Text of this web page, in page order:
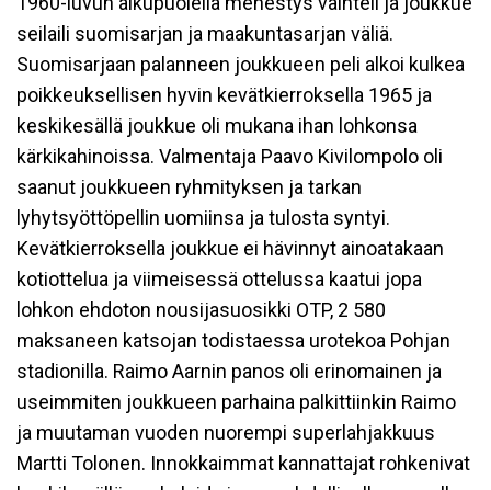
seilaili suomisarjan ja maakuntasarjan väliä.
Suomisarjaan palanneen joukkueen peli alkoi kulkea
poikkeuksellisen hyvin kevätkierroksella 1965 ja
keskikesällä joukkue oli mukana ihan lohkonsa
kärkikahinoissa. Valmentaja Paavo Kivilompolo oli
saanut joukkueen ryhmityksen ja tarkan
lyhytsyöttöpellin uomiinsa ja tulosta syntyi.
Kevätkierroksella joukkue ei hävinnyt ainoatakaan
kotiottelua ja viimeisessä ottelussa kaatui jopa
lohkon ehdoton nousijasuosikki OTP, 2 580
maksaneen katsojan todistaessa urotekoa Pohjan
stadionilla. Raimo Aarnin panos oli erinomainen ja
useimmiten joukkueen parhaina palkittiinkin Raimo
ja muutaman vuoden nuorempi superlahjakkuus
Martti Tolonen. Innokkaimmat kannattajat rohkenivat